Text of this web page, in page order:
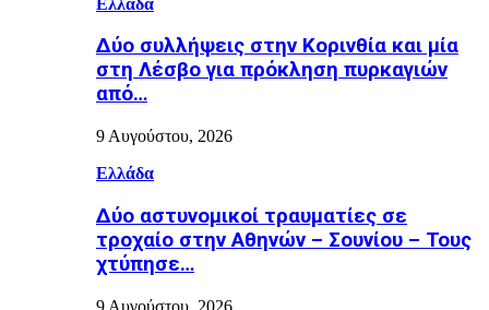
Δύο συλλήψεις στην Κορινθία και μία
στη Λέσβο για πρόκληση πυρκαγιών
από…
9 Αυγούστου, 2026
Ελλάδα
Δύο αστυνομικοί τραυματίες σε
τροχαίο στην Αθηνών – Σουνίου – Τους
χτύπησε…
9 Αυγούστου, 2026